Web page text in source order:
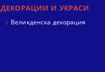
ДЕКОРАЦИИ И УКРАСИ
Великденска декорация